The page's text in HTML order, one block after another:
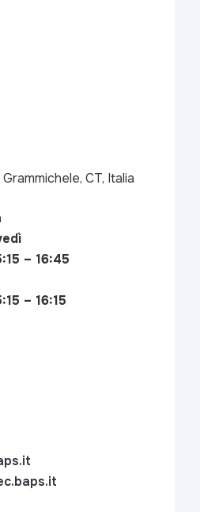
CT, Italia
– 16:45
– 16:15